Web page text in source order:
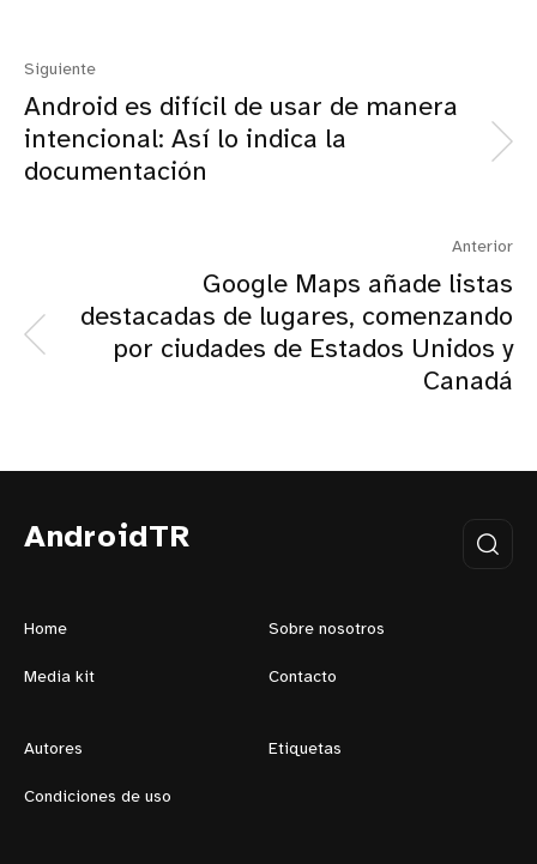
Siguiente
Android es difícil de usar de manera
intencional: Así lo indica la
documentación
Anterior
Google Maps añade listas
destacadas de lugares, comenzando
por ciudades de Estados Unidos y
Canadá
AndroidTR
Home Sobre nosotros
Media kit Contacto
Autores Etiquetas
Condiciones de uso